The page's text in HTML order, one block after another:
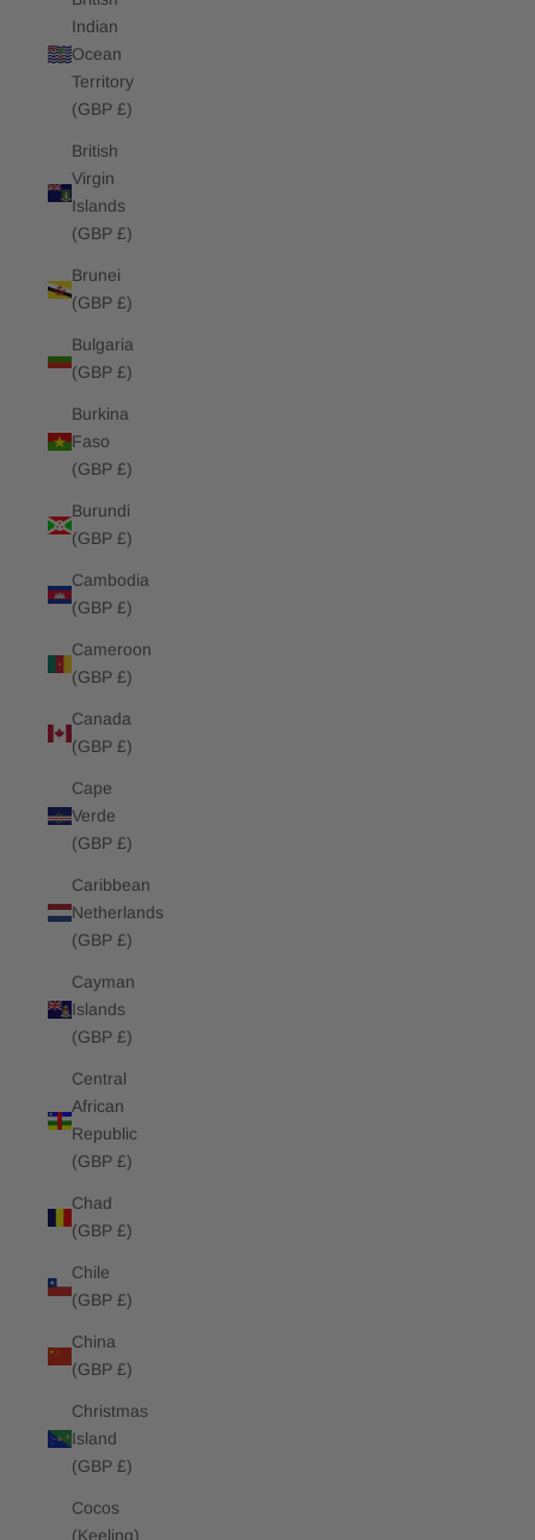
Indian
Ocean
Territory
(GBP £)
British
Virgin
Islands
(GBP £)
Brunei
(GBP £)
Bulgaria
(GBP £)
Burkina
Faso
(GBP £)
Burundi
(GBP £)
Cambodia
(GBP £)
Cameroon
(GBP £)
Canada
(GBP £)
Cape
Verde
(GBP £)
Caribbean
Netherlands
(GBP £)
Cayman
Islands
(GBP £)
Central
African
Republic
(GBP £)
Chad
(GBP £)
Chile
(GBP £)
China
(GBP £)
Christmas
Island
(GBP £)
Cocos
(Keeling)